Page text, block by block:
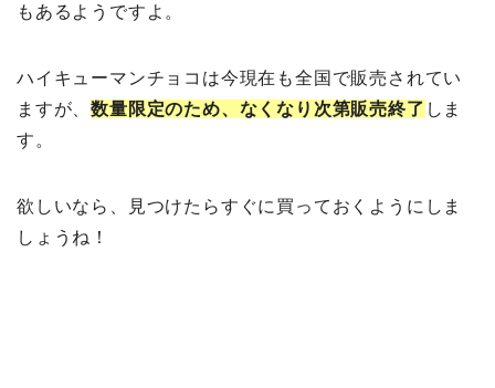
もあるようですよ。
ハイキューマンチョコは今現在も全国で販売されてい
ますが、数量限定のため、なくなり次第販売終了 しま
す。
欲しいなら、見つけたらすぐに買っておくようにしま
しょうね！